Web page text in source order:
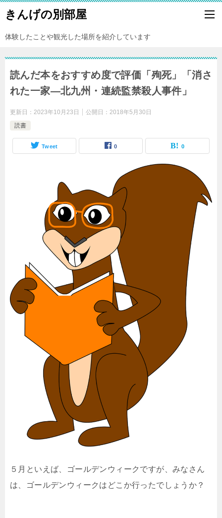
きんげの別部屋
体験したことや観光した場所を紹介しています
読んだ本をおすすめ度で評価「殉死」「消さ
れた一家―北九州・連続監禁殺人事件」
更新日： 2023年10月23日 公開日： 2018年5月30日
読書
Tweet 0 0
５月といえば、ゴールデンウィークですが、みなさん
は、ゴールデンウィークはどこか行ったでしょうか？